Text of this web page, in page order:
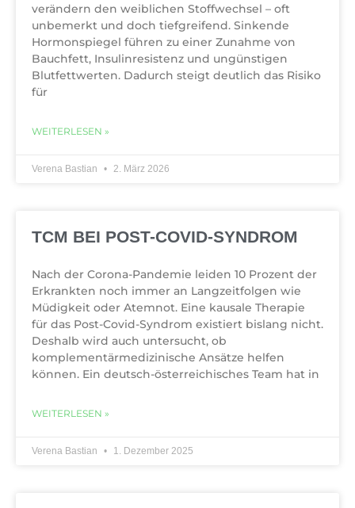
verändern den weiblichen Stoffwechsel – oft
unbemerkt und doch tiefgreifend. Sinkende
Hormonspiegel führen zu einer Zunahme von
Bauchfett, Insulinresistenz und ungünstigen
Blutfettwerten. Dadurch steigt deutlich das Risiko
für
WEITERLESEN »
Verena Bastian 2. März 2026
TCM BEI POST-COVID-SYNDROM
Nach der Corona-Pandemie leiden 10 Prozent der
Erkrankten noch immer an Langzeitfolgen wie
Müdigkeit oder Atemnot. Eine kausale Therapie
für das Post-Covid-Syndrom existiert bislang nicht.
Deshalb wird auch untersucht, ob
komplementärmedizinische Ansätze helfen
können. Ein deutsch-österreichisches Team hat in
WEITERLESEN »
Verena Bastian 1. Dezember 2025